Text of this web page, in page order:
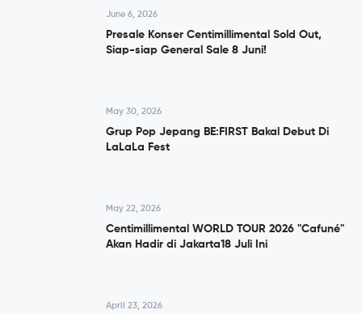
June 6, 2026
Presale Konser Centimillimental Sold Out,
Siap-siap General Sale 8 Juni!
May 30, 2026
Grup Pop Jepang BE:FIRST Bakal Debut Di
LaLaLa Fest
May 22, 2026
Centimillimental WORLD TOUR 2026 "Cafuné"
Akan Hadir di Jakarta18 Juli Ini
April 23, 2026